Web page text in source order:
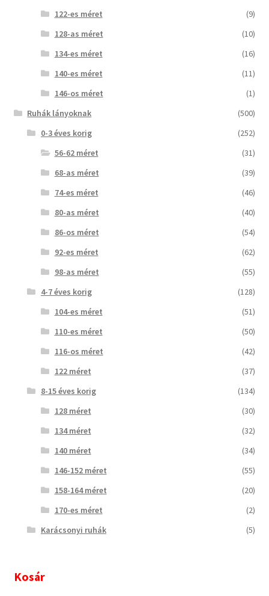
122-es méret
(9)
128-as méret
(10)
134-es méret
(16)
140-es méret
(11)
146-os méret
(1)
Ruhák lányoknak
(500)
0-3 éves korig
(252)
56-62 méret
(31)
68-as méret
(39)
74-es méret
(46)
80-as méret
(40)
86-os méret
(54)
92-es méret
(62)
98-as méret
(55)
4-7 éves korig
(128)
104-es méret
(51)
110-es méret
(50)
116-os méret
(42)
122 méret
(37)
8-15 éves korig
(134)
128 méret
(30)
134 méret
(32)
140 méret
(34)
146-152 méret
(55)
158-164 méret
(20)
170-es méret
(2)
Karácsonyi ruhák
(5)
Kosár